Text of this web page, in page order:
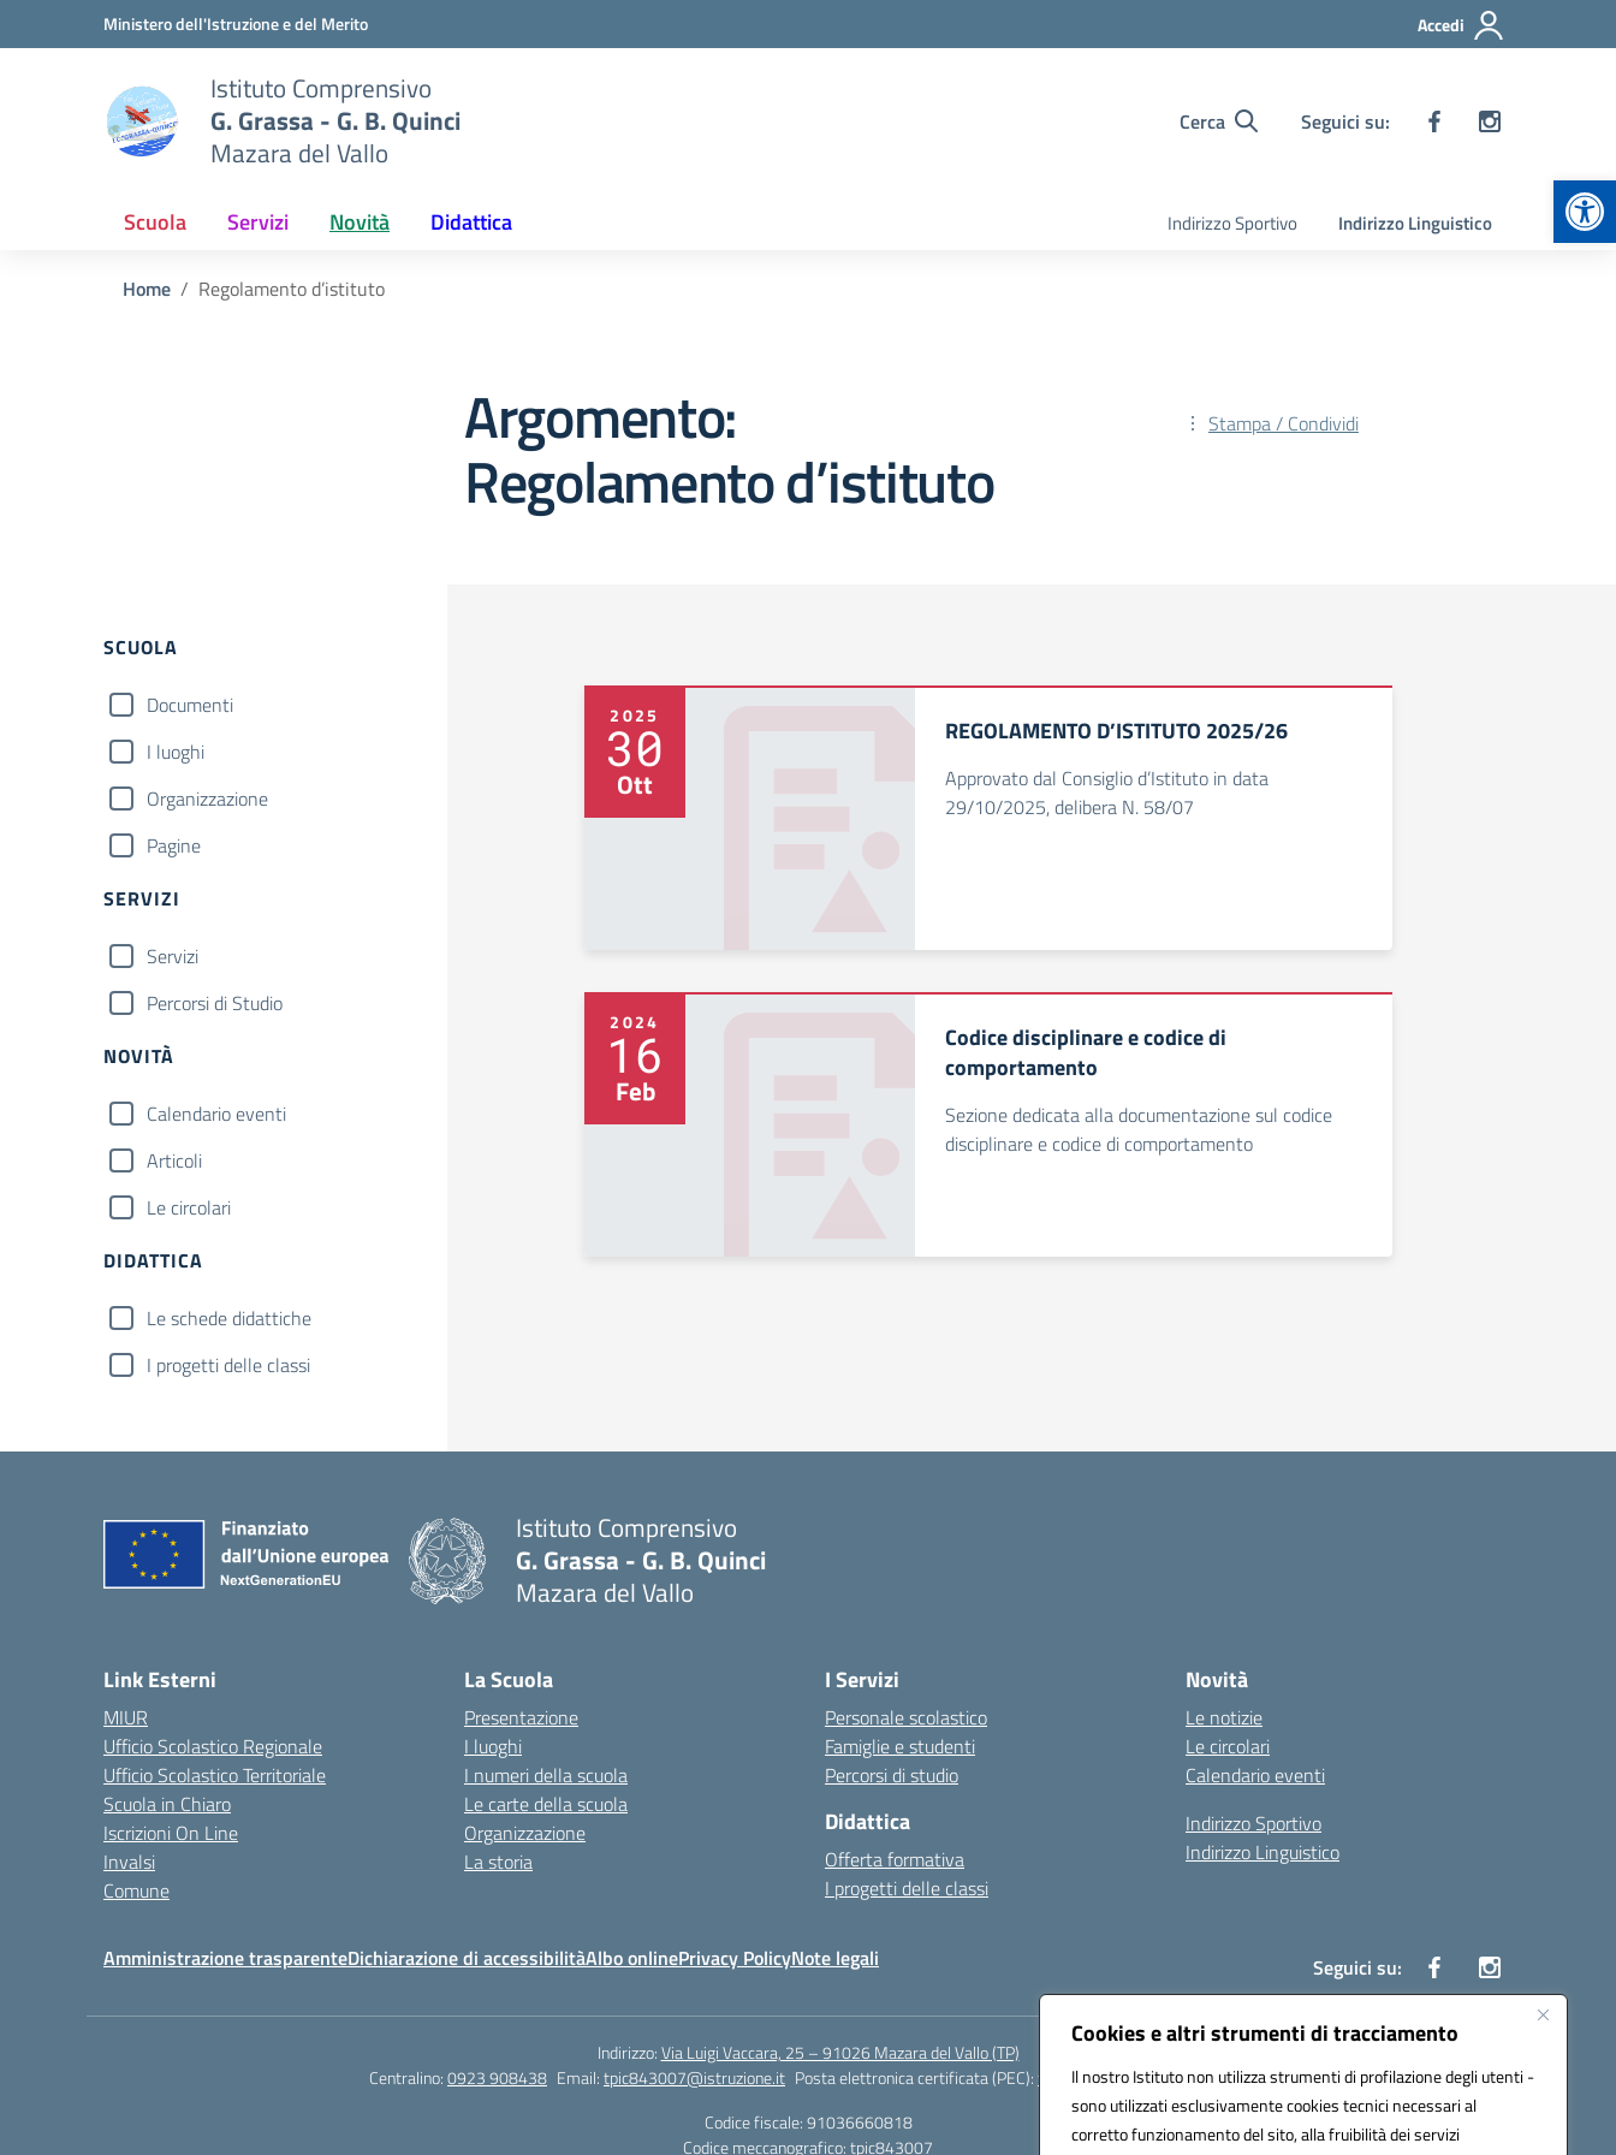
Cookies e altri strumenti di tracciamento
Il nostro Istituto non utilizza strumenti di profilazione degli utenti -
sono utilizzati esclusivamente cookies tecnici necessari al
corretto funzionamento del sito, alla fruibilità dei servizi
Vai ai contenuti
Vai al menu di navigazioneMinistero dell'Istruzione e del Merito Accedi
Istituto Comprensivo
G. Grassa - G. B. Quinci
Mazara del Vallo
Cerca Seguici su:
Scuola Servizi Novità Didattica Indirizzo Sportivo Indirizzo Linguistico
Home Regolamento d’istituto
Argomento:
Regolamento d’istituto
Stampa / Condividi
Filtri
SCUOLA
Documenti
I luoghi
Organizzazione
Pagine
SERVIZI
Servizi
Percorsi di Studio
NOVITÀ
Calendario eventi
Articoli
Le circolari
DIDATTICA
Le schede didattiche
I progetti delle classi
2025
30
Ott
REGOLAMENTO D’ISTITUTO 2025/26
Approvato dal Consiglio d’Istituto in data
29/10/2025, delibera N. 58/07
2024
16
Feb
Codice disciplinare e codice di
comportamento
Sezione dedicata alla documentazione sul codice
disciplinare e codice di comportamento
Istituto Comprensivo
G. Grassa - G. B. Quinci
Mazara del Vallo
Link Esterni
MIUR
Ufficio Scolastico Regionale
Ufficio Scolastico Territoriale
Scuola in Chiaro
Iscrizioni On Line
Invalsi
Comune
La Scuola
Presentazione
I luoghi
I numeri della scuola
Le carte della scuola
Organizzazione
La storia
I Servizi
Personale scolastico
Famiglie e studenti
Percorsi di studio
Didattica
Offerta formativa
I progetti delle classi
Novità
Le notizie
Le circolari
Calendario eventi
Indirizzo Sportivo
Indirizzo Linguistico
Amministrazione trasparenteDichiarazione di accessibilitàAlbo onlinePrivacy PolicyNote legali Seguici su:
Indirizzo:Via Luigi Vaccara, 25 – 91026 Mazara del Vallo (TP)
Centralino:0923 908438 Email:tpic843007@istruzione.it Posta elettronica certificata (PEC):tpic843007@pec.istruzione.it
Codice fiscale: 91036660818
Codice meccanografico:tpic843007